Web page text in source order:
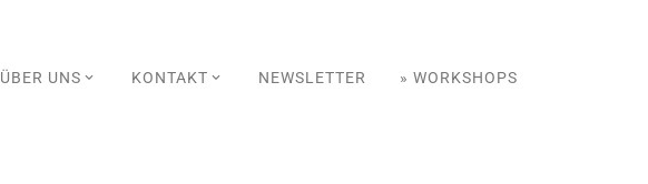
ÜBER UNS KONTAKT NEWSLETTER » WORKSHOPS